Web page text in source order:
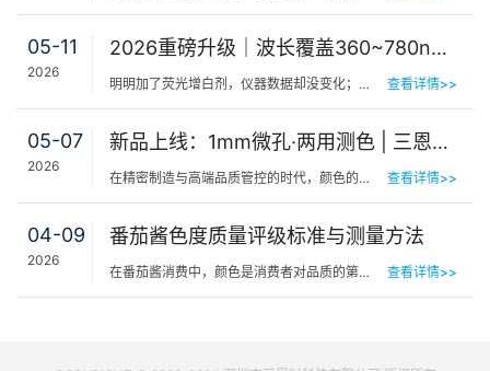
05-11
2026
2026重磅升级｜波长覆盖360~780nm，三恩时便携式分光测色仪全光谱了！
明明加了荧光增白剂，仪器数据却没变化；两个零件在室内颜色一样，一到阳光下就“原形毕露”&hel… 查看详情>>
05-07
2026
新品上线：1mm微孔·两用测色 | 三恩时PS401/PS301分光测色仪！
在精密制造与高端品质管控的时代，颜色的微小偏差往往决定着产品的最终命运。对于极小物件、曲面弧面、精密… 查看详情>>
04-09
2026
番茄酱色度质量评级标准与测量方法
在番茄酱消费中，颜色是消费者对品质的第一感知，其一致性与达标性直接影响品牌信任度和产品竞争力。很多人… 查看详情>>